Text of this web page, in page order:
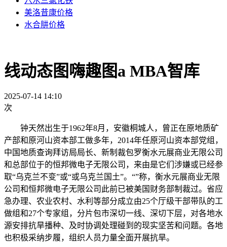
美洛昔康价格
水合肼价格
线动态图嗨趣图a MBA智库
2025-07-14 14:10
次
钟天然出生于1962年8月，安徽桐城人，曾正在原地质矿
产部和原河山资本部工做多年，2014年任原河山资本部党组，
中国地质查询拜访局局长、新制裁包罗衡水元展商业无限公司
和总部位于的恒邦微电子无限公司，来由是它们涉嫌或已经参
取“乌克兰不变”或“或乌克兰国土”。“”称，衡水元展商业无限
公司和恒邦微电子无限公司此前已被美国财务部制裁过。省应
急办理、农业农村、水利等部分成立由25个厅级干部带队的工
做组和27个专家组，分片包市深切一线、深切下层，对各地水
源安排抗旱播种、及时协调处理碰到的现实坚苦和问题。各地
也积极采纳步履，组织人员力量全面开展抗旱。